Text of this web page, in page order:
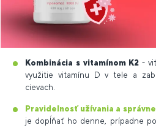
Kombinácia s vitamínom K2 -
využitie vitamínu D v tele a
cievach.
Pravidelnosť užívania a
je dopĺňať ho denne, prípadne